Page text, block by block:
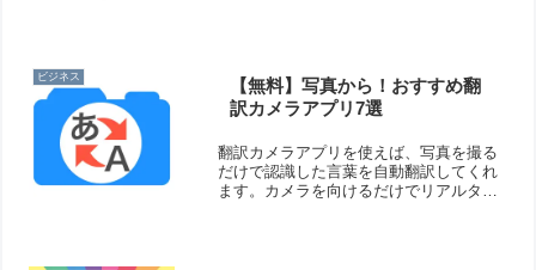
ビジネス
【無料】写真から！おすすめ翻
訳カメラアプリ7選
翻訳カメラアプリを使えば、写真を撮る
だけで認識した言葉を自動翻訳してくれ
ます。カメラを向けるだけでリアルタイ